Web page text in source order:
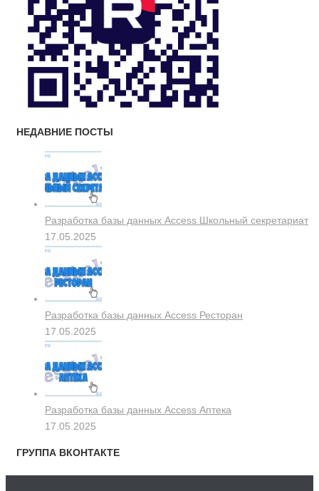
НЕДАВНИЕ ПОСТЫ
Разработка базы данных Access Школьный секретариат
17.05.2025
Разработка базы данных Access Ресторан
17.05.2025
Разработка базы данных Access Аптека
17.05.2025
ГРУППА ВКОНТАКТЕ